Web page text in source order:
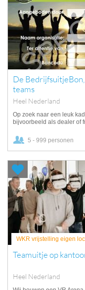
De
teams
Heel Nederland
Op zoek naar een leuk
bijvoorbeeld als dealer of
5 - 999 personen
WKR vrijstelling eigen
Teamuitje op
Heel Nederland